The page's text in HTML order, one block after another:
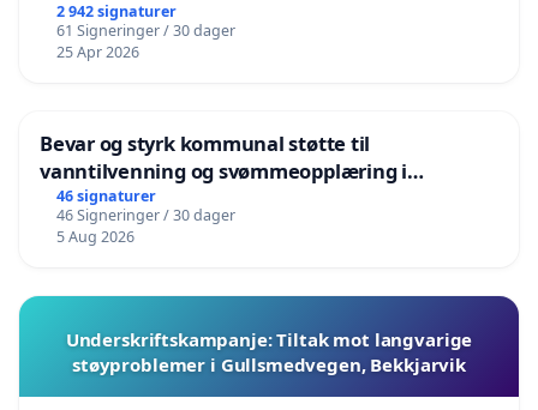
2 942 signaturer
61 Signeringer / 30 dager
25 Apr 2026
Bevar og styrk kommunal støtte til
vanntilvenning og svømmeopplæring i
barnehagene i Haugesund
46 signaturer
46 Signeringer / 30 dager
5 Aug 2026
Underskriftskampanje: Tiltak mot langvarige
støyproblemer i Gullsmedvegen, Bekkjarvik